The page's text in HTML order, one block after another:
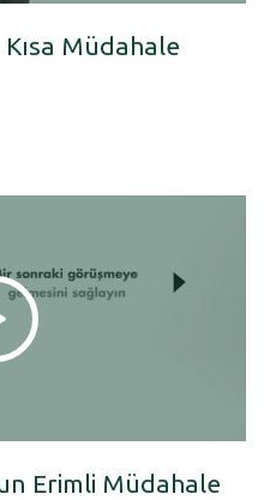
Müdahale
Erimli Müdahale